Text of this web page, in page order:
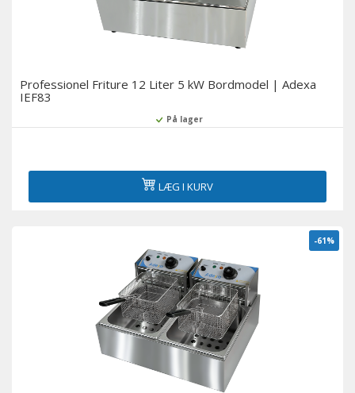
Professionel Friture 12 Liter 5 kW Bordmodel | Adexa
IEF83
På lager
LÆG I KURV
-61%